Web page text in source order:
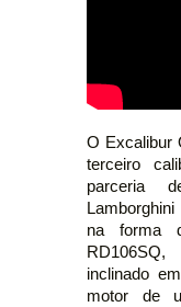
O Excalibur
terceiro
parceria
na forma
inclinado
motor de